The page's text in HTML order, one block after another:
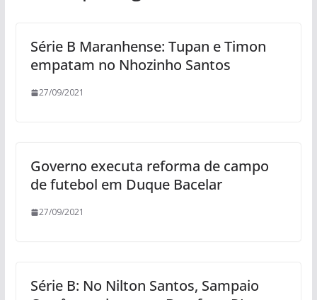
Série B Maranhense: Tupan e Timon
empatam no Nhozinho Santos
27/09/2021
Governo executa reforma de campo
de futebol em Duque Bacelar
27/09/2021
Série B: No Nilton Santos, Sampaio